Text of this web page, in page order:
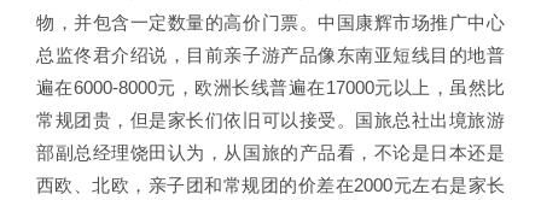
物，并包含一定数量的高价门票。中国康辉市场推广中心
总监佟君介绍说，目前亲子游产品像东南亚短线目的地普
遍在6000-8000元，欧洲长线普遍在17000元以上，虽然比
常规团贵，但是家长们依旧可以接受。国旅总社出境旅游
部副总经理饶田认为，从国旅的产品看，不论是日本还是
西欧、北欧，亲子团和常规团的价差在2000元左右是家长